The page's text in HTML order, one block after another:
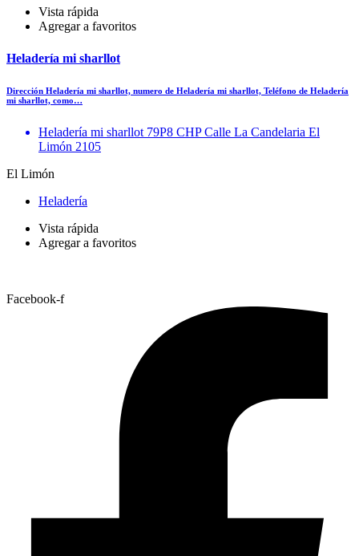
Vista rápida
Agregar a favoritos
Heladería mi sharllot
Dirección Heladería mi sharllot, numero de Heladería mi sharllot, Teléfono de Heladería
mi sharllot, como…
Heladería mi sharllot 79P8 CHP Calle La Candelaria El
Limón 2105
El Limón
Heladería
Vista rápida
Agregar a favoritos
Facebook-f